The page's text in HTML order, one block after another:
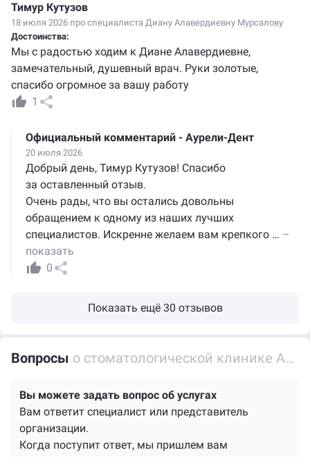
Тимур Кутузов
18 июля 2026 про специалиста Диану Алавердиевну Мурсалову
Достоинства:
Мы с радостью ходим к Диане Алавердиевне,
замечательный, душевный врач. Руки золотые,
спасибо огромное за вашу работу
1
Официальный комментарий - Аурели-Дент
20 июля 2026
Добрый день, Тимур Кутузов! Спасибо
за оставленный отзыв.
Очень рады, что вы остались довольны
обращением к одному из наших лучших
специалистов. Искренне желаем вам крепкого … –
показать
0
Показать ещё 30 отзывов
Вопросы о стоматологической клинике Аурели-Дент
Вы можете задать вопрос об услугах
Вам ответит специалист или представитель
организации.
Когда поступит ответ, мы пришлем вам